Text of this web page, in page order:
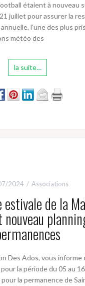
étaient à nouveau
juillet pour assurer la
l’une des plus
météo des
la suite…
2024 Associations
de la
nouveau
Des Ados, vous informe
la période du 05 au
la permanence de